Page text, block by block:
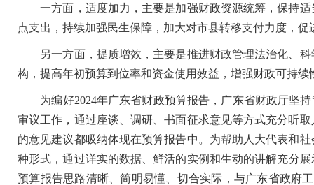
一方面，适度加力，主要是加强财政资源统筹，保持适
点支出，持续加强民生保障，加大对市县转移支付力度，促
另一方面，提质增效，主要是推进财政管理法治化、科
构，提高年初预算到位率和资金使用效益，增强财政可持
为编好2024年广东省财政预算报告，广东省财政厅坚持
审议工作，通过座谈、调研、书面征求意见等方式充分听
的意见建议都吸纳体现在预算报告中。为帮助人大代表和
种形式，通过详实的数据、鲜活的实例和生动的讲解充分
预算报告思路清晰、简明易懂、切合实际，与广东省政府